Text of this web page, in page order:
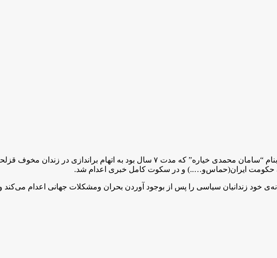
دوشنبه ۱۷م مهر ماه سال ۱۴۰۲ی خورشیدی، یک زندانی سیاسی بنام “سامان محمدی خیاره” که‌ مدت
حکومت ایران(حماس‌و…..) و در سکوت کامل خبری اعدام شد.
خود زندانیان سیاسی را پس از بوجود آوردن بحران ومشکلات جهانی اعدام